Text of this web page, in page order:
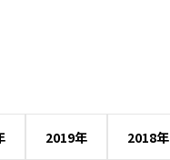
2019年 2018年